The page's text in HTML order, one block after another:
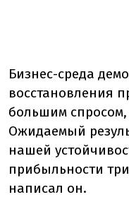
Бизнес-среда
восстановления
большим
Ожидаемый
нашей
прибыльности
написал он.